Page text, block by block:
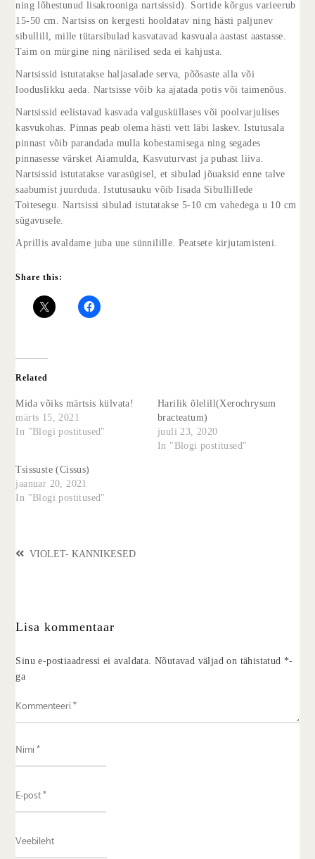
ning lõhestunud lisakrooniga nartsissid). Sortide kõrgus varieerub
15-50 cm. Nartsiss on kergesti hooldatav ning hästi paljunev
sibullill, mille tütarsibulad kasvatavad kasvuala aastast aastasse.
Taim on mürgine ning närilised seda ei kahjusta.
Nartsissid istutatakse haljasalade serva, põõsaste alla või
looduslikku aeda. Nartsisse võib ka ajatada potis või taimenõus.
Nartsissid eelistavad kasvada valgusküllases või poolvarjulises
kasvukohas. Pinnas peab olema hästi vett läbi laskev. Istutusala
pinnast võib parandada mulla kobestamisega ning segades
pinnasesse värsket Aiamulda ,Kasvuturvast ja puhast liiva.
Nartsissid istutatakse varasügisel, et sibulad jõuaksid enne talve
saabumist juurduda. Istutusauku võib lisada Sibullillede
Toitesegu . Nartsissi sibulad istutatakse 5-10 cm vahedega u 10 cm
sügavusele.
Aprillis avaldame juba uue sünnilille. Peatsete kirjutamisteni.
Share this:
Related
Mida võiks märtsis külvata!
märts 15, 2021
In "Blogi postitused"
Harilik õlelill(Xerochrysum
bracteatum)
juuli 23, 2020
In "Blogi postitused"
Tsissuste (Cissus)
jaanuar 20, 2021
In "Blogi postitused"
VIOLET- KANNIKESED
Lisa kommentaar
Sinu e-postiaadressi ei avaldata. Nõutavad väljad on tähistatud *-
ga